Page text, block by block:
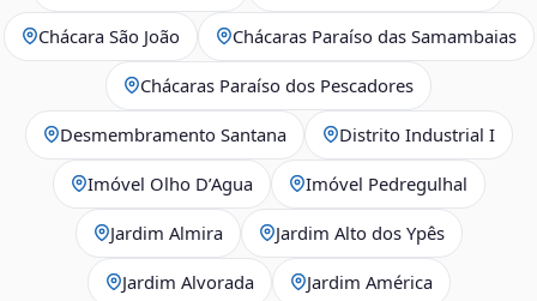
Chácara São João Chácaras Paraíso das Samambaias
Chácaras Paraíso dos Pescadores
Desmembramento Santana Distrito Industrial I
Imóvel Olho D’Agua Imóvel Pedregulhal
Jardim Almira Jardim Alto dos Ypês
Jardim Alvorada Jardim América